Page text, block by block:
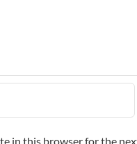
in this browser for the